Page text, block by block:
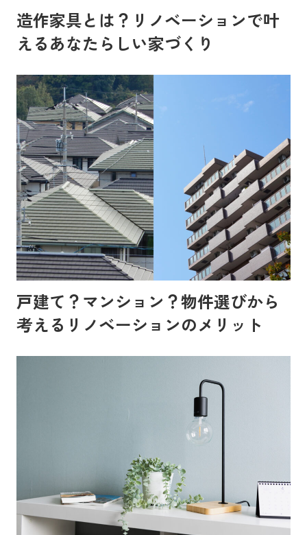
造作家具とは？リノベーションで叶
えるあなたらしい家づくり
戸建て？マンション？物件選びから
考えるリノベーションのメリット